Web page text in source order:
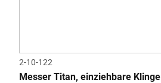
2-10-122
Messer Titan, einziehbare Klinge